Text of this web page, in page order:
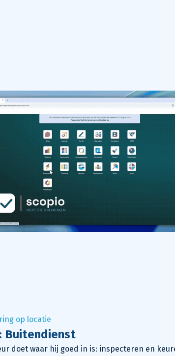
op locatie
Buitendienst
doet waar hij goed in is: inspecteren en